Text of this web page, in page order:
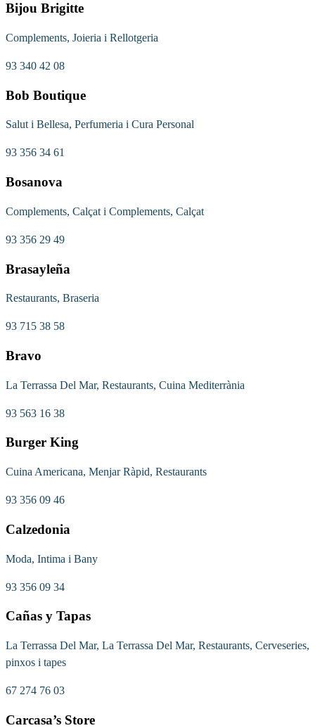
Bijou Brigitte
Complements, Joieria i Rellotgeria
93 340 42 08
Bob Boutique
Salut i Bellesa, Perfumeria i Cura Personal
93 356 34 61
Bosanova
Complements, Calçat i Complements, Calçat
93 356 29 49
Brasayleña
Restaurants, Braseria
93 715 38 58
Bravo
La Terrassa Del Mar, Restaurants, Cuina Mediterrània
93 563 16 38
Burger King
Cuina Americana, Menjar Ràpid, Restaurants
93 356 09 46
Calzedonia
Moda, Intima i Bany
93 356 09 34
Cañas y Tapas
La Terrassa Del Mar, La Terrassa Del Mar, Restaurants, Cerveseries,
pinxos i tapes
67 274 76 03
Carcasa’s Store